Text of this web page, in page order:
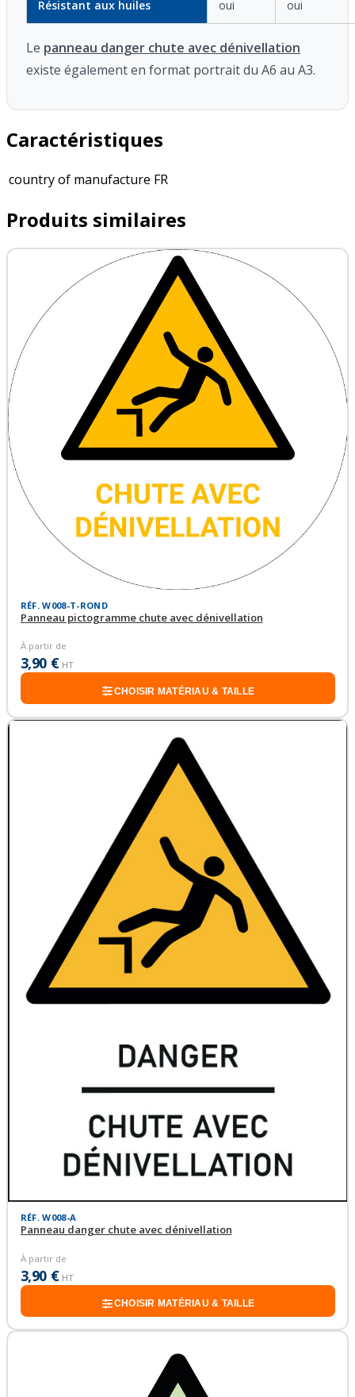
Résistant aux huiles oui oui
Le panneau danger chute avec dénivellation
existe également en format portrait du A6 au A3.
Caractéristiques
country of manufacture FR
Produits similaires
RÉF. W008-T-ROND
Panneau pictogramme chute avec dénivellation
À partir de
3,90 € HT
CHOISIR MATÉRIAU & TAILLE
RÉF. W008-A
Panneau danger chute avec dénivellation
À partir de
3,90 € HT
CHOISIR MATÉRIAU & TAILLE